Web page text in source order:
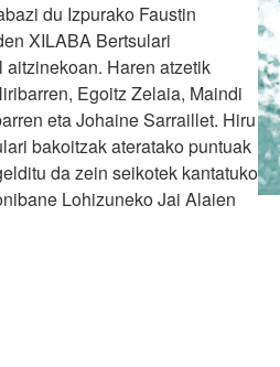
du Izpurako Faustin
XILABA Bertsulari
Haren atzetik
Egoitz Zelaia, Maindi
eta Johaine Sarraillet. Hiru
bakoitzak ateratako puntuak
da zein seikotek kantatuko
Lohizuneko Jai Alaien